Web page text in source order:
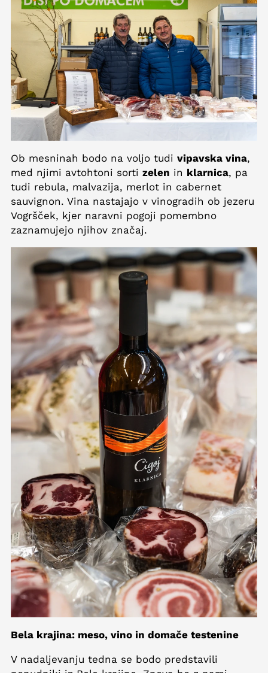
Ob mesninah bodo na voljo tudi vipavska vina,
med njimi avtohtoni sorti zelen in klarnica, pa
tudi rebula, malvazija, merlot in cabernet
sauvignon. Vina nastajajo v vinogradih ob jezeru
Vogršček, kjer naravni pogoji pomembno
zaznamujejo njihov značaj.
Bela krajina: meso, vino in domače testenine
V nadaljevanju tedna se bodo predstavili